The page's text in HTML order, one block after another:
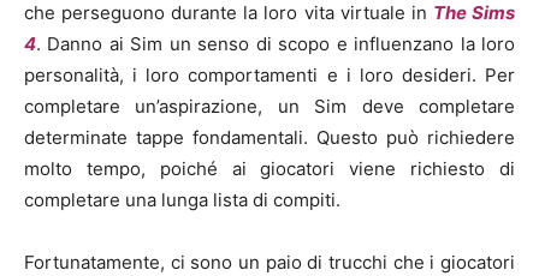
che perseguono durante la loro vita virtuale in The Sims
4. Danno ai Sim un senso di scopo e influenzano la loro
personalità, i loro comportamenti e i loro desideri. Per
completare un’aspirazione, un Sim deve completare
determinate tappe fondamentali. Questo può richiedere
molto tempo, poiché ai giocatori viene richiesto di
completare una lunga lista di compiti.
Fortunatamente, ci sono un paio di trucchi che i giocatori